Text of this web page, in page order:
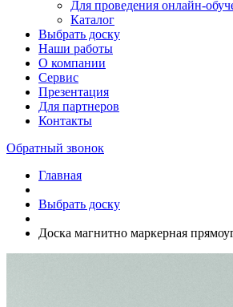
Для проведения онлайн-
Каталог
Выбрать доску
Наши работы
О компании
Сервис
Презентация
Для партнеров
Контакты
Обратный звонок
Главная
Выбрать доску
Доска магнитно маркерная